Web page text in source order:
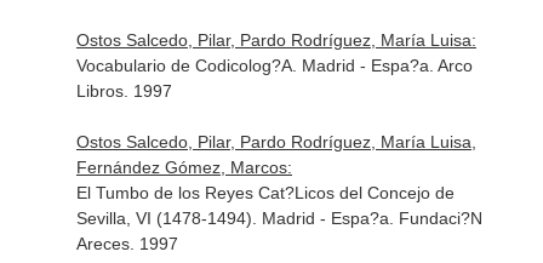
Ostos Salcedo, Pilar, Pardo Rodríguez, María Luisa:
Vocabulario de Codicolog?A. Madrid - Espa?a. Arco
Libros. 1997
Ostos Salcedo, Pilar, Pardo Rodríguez, María Luisa,
Fernández Gómez, Marcos:
El Tumbo de los Reyes Cat?Licos del Concejo de
Sevilla, VI (1478-1494). Madrid - Espa?a. Fundaci?N
Areces. 1997